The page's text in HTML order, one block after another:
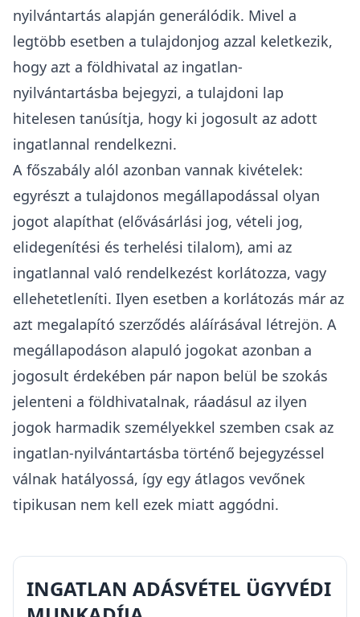
nyilvántartás alapján generálódik. Mivel a
legtöbb esetben a tulajdonjog azzal keletkezik,
hogy azt a földhivatal az ingatlan-
nyilvántartásba bejegyzi, a tulajdoni lap
hitelesen tanúsítja, hogy ki jogosult az adott
ingatlannal rendelkezni.
A főszabály alól azonban vannak kivételek:
egyrészt a tulajdonos megállapodással olyan
jogot alapíthat (elővásárlási jog, vételi jog,
elidegenítési és terhelési tilalom), ami az
ingatlannal való rendelkezést korlátozza, vagy
ellehetetleníti. Ilyen esetben a korlátozás már az
azt megalapító szerződés aláírásával létrejön. A
megállapodáson alapuló jogokat azonban a
jogosult érdekében pár napon belül be szokás
jelenteni a földhivatalnak, ráadásul az ilyen
jogok harmadik személyekkel szemben csak az
ingatlan-nyilvántartásba történő bejegyzéssel
válnak hatályossá, így egy átlagos vevőnek
tipikusan nem kell ezek miatt aggódni.
INGATLAN ADÁSVÉTEL ÜGYVÉDI